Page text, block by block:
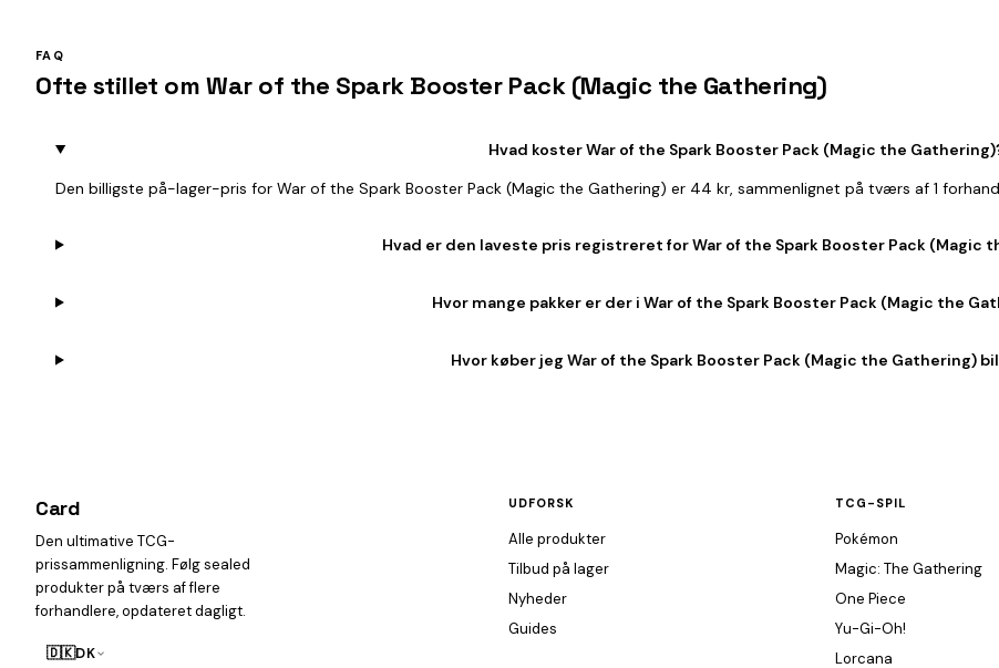
FAQ
Ofte stillet om War of the Spark Booster Pack (Magic the Gathering)
Hvad koster War of the Spark Booster Pack (Magic the
Den billigste på-lager-pris for War of the Spark Booster Pack (Magic the Gathering) er 44 kr, sammenlignet på tværs af 1
Hvad er den laveste pris registreret for War of the Spark Booster Pack (Magic
Hvor mange pakker er der i War of the Spark Booster Pack (Magic the
Hvor køber jeg War of the Spark Booster Pack (Magic the Gathering)
Card
Den ultimative TCG-
prissammenligning. Følg sealed
produkter på tværs af flere
forhandlere, opdateret dagligt.
🇩🇰DK
UDFORSK
Alle produkter
Tilbud på lager
Nyheder
Guides
TCG-SPIL
Pokémon
Magic: The Gathering
One Piece
Yu-Gi-Oh!
Lorcana